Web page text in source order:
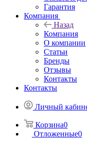
Гарантия
Компания
Назад
Компания
О компании
Статьи
Бренды
Отзывы
Контакты
Контакты
Личный
Корзина0
Отложенные0